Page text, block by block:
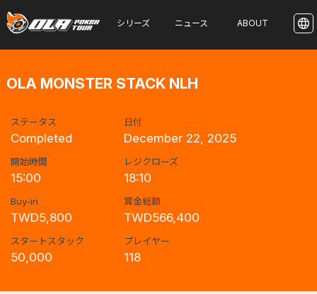
シリーズ ニュース ABOUT
OLA MONSTER STACK NLH
ステータス
Completed
日付
December 22, 2025
開始時間
15:00
レジクローズ
18:10
Buy-in
TWD5,800
賞金総額
TWD566,400
スタートスタック
50,000
プレイヤー
118